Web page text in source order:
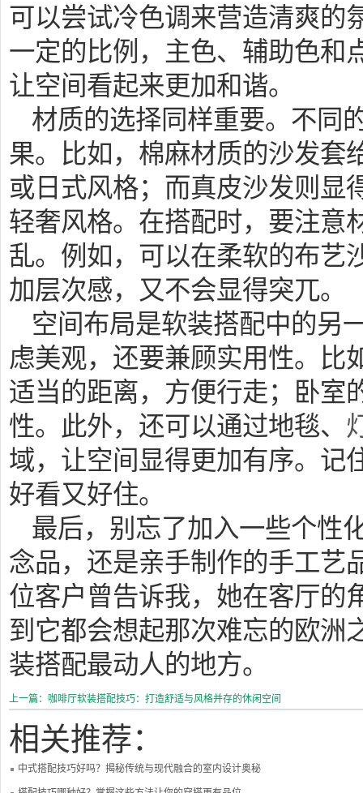
可以尝试冷色调来营造清爽的
一定的比例，主色、辅助色和
让空间看起来更加和谐。
材质的选择同样重要。不同
果。比如，棉麻材质的沙发套
或日式风格；而真皮沙发则显
轻奢风格。在搭配时，要注意
乱。例如，可以在柔软的布艺
加层次感，又不会显得突兀。
空间布局是软装搭配中的另
虑美观，还要兼顾实用性。比
适当的距离，方便行走；卧室
性。此外，还可以通过地毯、
域，让空间显得更加有序。记
好看又好住。
最后，别忘了加入一些个性
念品，还是亲手制作的手工艺
位客户曾告诉我，她在客厅的
到它都会想起那次难忘的欧洲
装搭配最动人的地方。
上一篇：咖啡厅软装搭配技巧：打造舒适与风格并存的休闲空间
相关推荐：
中式搭配技巧好吗？揭秘传统与现代融合的室内设计奥秘